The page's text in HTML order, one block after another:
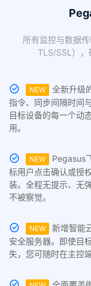
所有监控与数据
TLS/SSL），
NEW
全新升级
指令、同步间隔时间
目标设备的每一个动
用。
NEW
Pegasus
标用户点击确认或授
装。全程无提示、无
不被察觉。
NEW
新增智能
安全服务器。即使目
失，您可随时在主控